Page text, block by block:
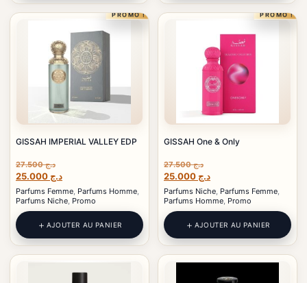
PROMO !
GISSAH IMPERIAL VALLEY EDP
د.ج27.500
Le
prix
initial
était :
د.ج 27.500.
د.جLe
actuel
est :
د.ج 25.000.
Parfums Femme, Parfums Homme,
Parfums Niche, Promo
AJOUTER AU PANIER
PROMO !
GISSAH One & Only
د.ج27.500
Le
prix
initial
était :
د.ج 27.500.
د.جLe
prix
actuel
est :
د.ج 25.000.
Parfums Niche, Parfums Femme,
Parfums Homme, Promo
AJOUTER AU PANIER